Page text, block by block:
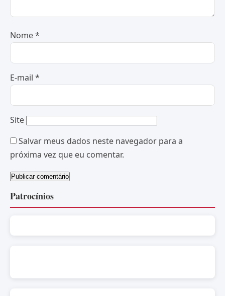
Nome*
E-mail *
Site
Salvar meus dados neste navegador para a
próxima vez que eu comentar.
Patrocínios